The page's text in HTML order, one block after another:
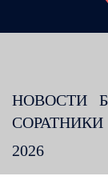
НОВОСТИ
СОРАТНИКИ
2026